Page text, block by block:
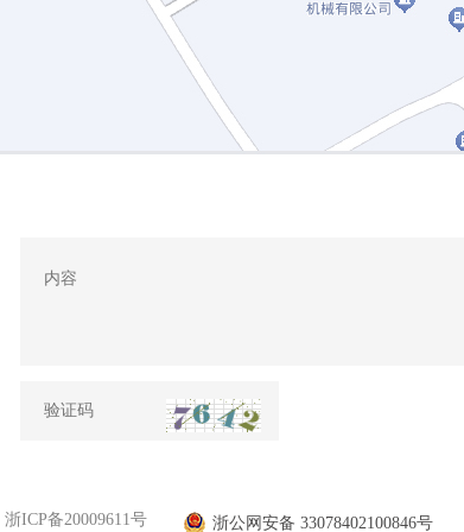
浙ICP备20009611号 浙公网安备 33078402100846号